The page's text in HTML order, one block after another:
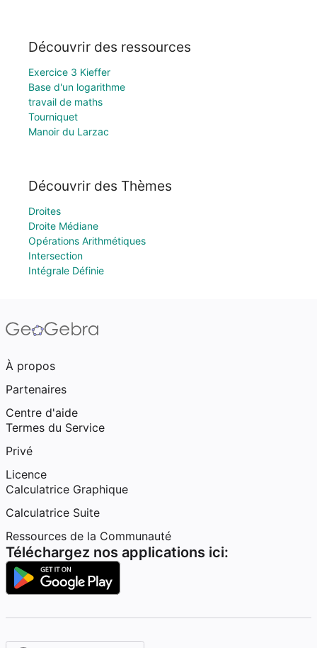
Découvrir des ressources
Exercice 3 Kieffer
Base d'un logarithme
travail de maths
Tourniquet
Manoir du Larzac
Découvrir des Thèmes
Droites
Droite Médiane
Opérations Arithmétiques
Intersection
Intégrale Définie
À propos
Partenaires
Centre d'aide
Termes du Service
Privé
Licence
Calculatrice Graphique
Calculatrice Suite
Ressources de la Communauté
Téléchargez nos applications ici: